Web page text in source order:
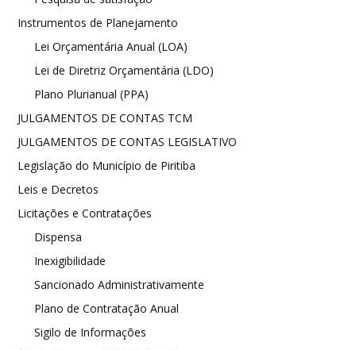
Instrumentos de Planejamento
Lei Orçamentária Anual (LOA)
Lei de Diretriz Orçamentária (LDO)
Plano Plurianual (PPA)
JULGAMENTOS DE CONTAS TCM
JULGAMENTOS DE CONTAS LEGISLATIVO
Legislação do Município de Piritiba
Leis e Decretos
Licitações e Contratações
Dispensa
Inexigibilidade
Sancionado Administrativamente
Plano de Contratação Anual
Sigilo de Informações